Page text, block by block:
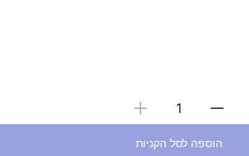
בחירת כמות
הוספה לסל הקניות